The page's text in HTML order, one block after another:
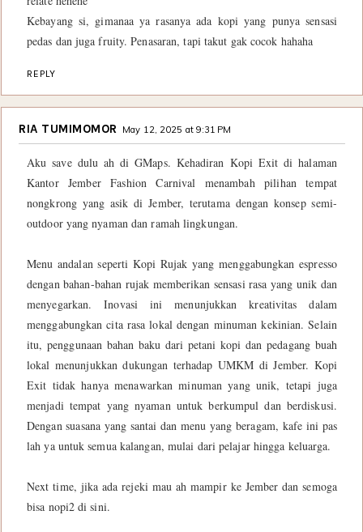
Kebayang si, gimanaa ya rasanya ada kopi yang punya sensasi
pedas dan juga fruity. Penasaran, tapi takut gak cocok hahaha
REPLY
RIA TUMIMOMOR May 12, 2025 at 9:31 PM
Aku save dulu ah di GMaps. Kehadiran Kopi Exit di halaman
Kantor Jember Fashion Carnival menambah pilihan tempat
nongkrong yang asik di Jember, terutama dengan konsep semi-
outdoor yang nyaman dan ramah lingkungan.
Menu andalan seperti Kopi Rujak yang menggabungkan espresso
dengan bahan-bahan rujak memberikan sensasi rasa yang unik dan
menyegarkan. Inovasi ini menunjukkan kreativitas dalam
menggabungkan cita rasa lokal dengan minuman kekinian. Selain
itu, penggunaan bahan baku dari petani kopi dan pedagang buah
lokal menunjukkan dukungan terhadap UMKM di Jember. Kopi
Exit tidak hanya menawarkan minuman yang unik, tetapi juga
menjadi tempat yang nyaman untuk berkumpul dan berdiskusi.
Dengan suasana yang santai dan menu yang beragam, kafe ini pas
lah ya untuk semua kalangan, mulai dari pelajar hingga keluarga.
Next time, jika ada rejeki mau ah mampir ke Jember dan semoga
bisa nopi2 di sini.